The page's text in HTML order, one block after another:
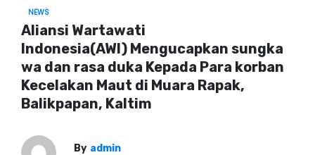
NEWS
Aliansi Wartawati
Indonesia(AWI) Mengucapkan sungka
wa dan rasa duka Kepada Para korban
Kecelakan Maut di Muara Rapak,
Balikpapan, Kaltim
By admin